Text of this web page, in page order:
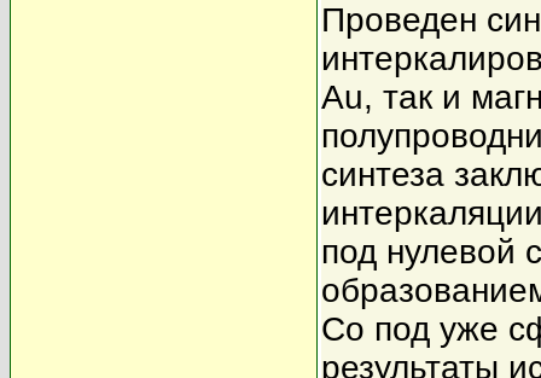
Проведен
Au, так и
синтеза
под нулевой
Co под уже
результаты